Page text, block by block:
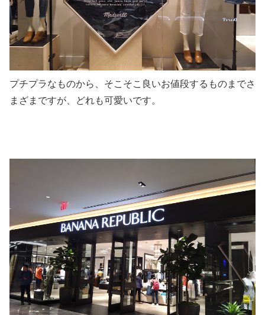
プチプラなものから、そこそこ良いお値段するものまでさ
まざまですが、どれも可愛いです。